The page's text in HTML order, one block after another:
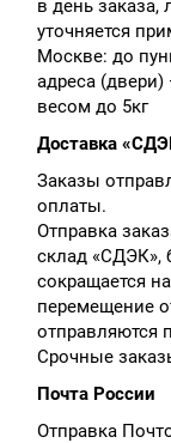
в день заказа,
уточняется
Москве: до
адреса
весом до 5кг
Доставка
Заказы
оплаты.
Отправка
склад «СДЭК»,
сокращается
перемещение
отправляются
Срочные
Почта России
Отправка